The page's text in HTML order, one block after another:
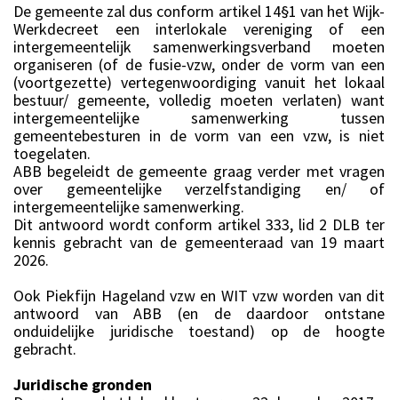
De gemeente zal dus conform artikel 14§1 van het Wijk-
Werkdecreet een interlokale vereniging of een
intergemeentelijk samenwerkingsverband moeten
organiseren (of de fusie-vzw, onder de vorm van een
(voortgezette) vertegenwoordiging vanuit het lokaal
bestuur/ gemeente, volledig moeten verlaten) want
intergemeentelijke samenwerking tussen
gemeentebesturen in de vorm van een vzw, is niet
toegelaten.
ABB begeleidt de gemeente graag verder met vragen
over gemeentelijke verzelfstandiging en/ of
intergemeentelijke samenwerking.
Dit antwoord wordt conform artikel 333, lid 2 DLB ter
kennis gebracht van de gemeenteraad van 19 maart
2026.
Ook Piekfijn Hageland vzw en WIT vzw worden van dit
antwoord van ABB (en de daardoor ontstane
onduidelijke juridische toestand) op de hoogte
gebracht.
Juridische gronden